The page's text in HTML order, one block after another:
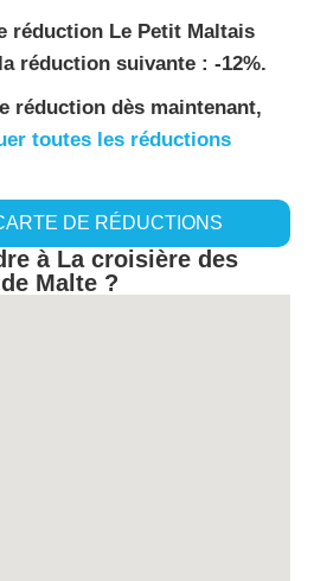
réduction Le Petit Maltais
réduction suivante : -12%.
réduction dès maintenant,
toutes les réductions
DE RÉDUCTIONS
à La croisière des
Malte ?